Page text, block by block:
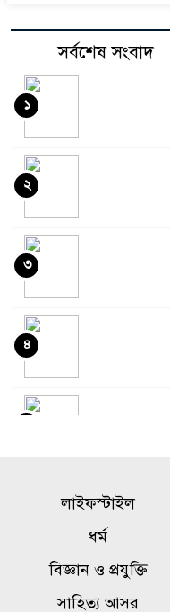
সর্বশেষ সংবাদ
১
২
৩
৪
লাইফস্টাইল
ধর্ম
বিজ্ঞান ও প্রযুক্তি
সাহিত্য আসর